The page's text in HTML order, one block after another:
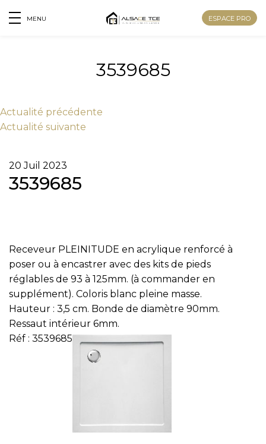
MENU ESPACE PRO
3539685
Actualité précédente
Actualité suivante
20 Juil 2023
3539685
Receveur PLEINITUDE en acrylique renforcé à
poser ou à encastrer avec des kits de pieds
réglables de 93 à 125mm. (à commander en
supplément). Coloris blanc pleine masse.
Hauteur : 3,5 cm. Bonde de diamètre 90mm.
Ressaut intérieur 6mm.
Réf : 3539685
Nom
Téléphone
Email